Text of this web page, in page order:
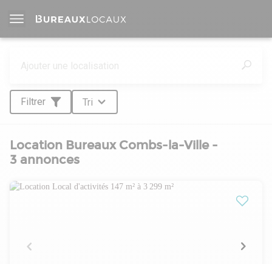
Filtrer Tri
Location Bureaux Combs-la-Ville -
3 annonces